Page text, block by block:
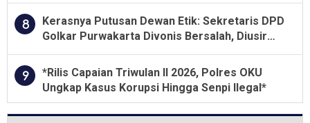
8
Kerasnya Putusan Dewan Etik: Sekretaris DPD
Golkar Purwakarta Divonis Bersalah, Diusir
9
*Rilis Capaian Triwulan II 2026, Polres OKU
Ungkap Kasus Korupsi Hingga Senpi Ilegal*